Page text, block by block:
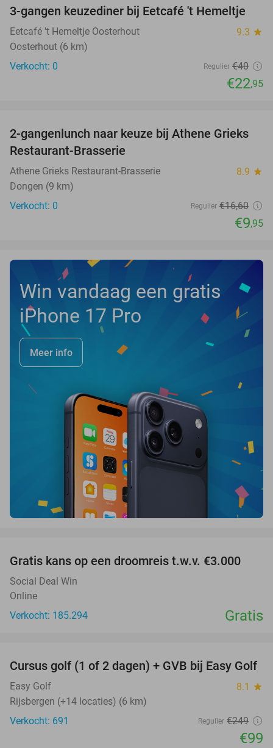
43%
NEW
TODAY
3-gangen keuzediner bij Eetcafé 't Hemeltje
Eetcafé 't Hemeltje Oosterhout 9.3 star
Oosterhout (6 km)
Verkocht: 0
Regulier €40
€22,95
40%
NEW
TODAY
2-gangenlunch naar keuze bij Athene Grieks
Restaurant-Brasserie
Athene Grieks Restaurant-Brasserie 8.9 star
Dongen (9 km)
Verkocht: 0
Regulier €16,60
€9,95
Win vandaag een gratis
iPhone 17 Pro
Meer info
Gratis kans op een droomreis t.w.v. €3.000
Social Deal Win
Online
Verkocht: 185.294
Gratis
60%
Cursus golf (1 of 2 dagen) + GVB bij Easy Golf
Easy Golf 8.1 star
Rijsbergen (+14 locaties) (6 km)
Verkocht: 691
Regulier €249
€99